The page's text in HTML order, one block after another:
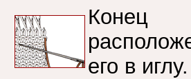
Конец
его в иглу.